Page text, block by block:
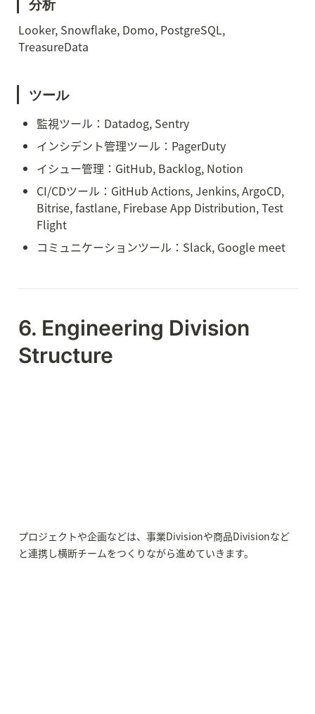
分析
Looker, Snowflake, Domo, PostgreSQL,
TreasureData
ツール
監視ツール：Datadog, Sentry
インシデント管理ツール：PagerDuty
イシュー管理：GitHub, Backlog, Notion
CI/CDツール：GitHub Actions, Jenkins, ArgoCD,
Bitrise, fastlane, Firebase App Distribution, Test
Flight
コミュニケーションツール：Slack, Google meet
6. Engineering Division
Structure
プロジェクトや企画などは、事業Divisionや商品Divisionなど
と連携し横断チームをつくりながら進めていきます。